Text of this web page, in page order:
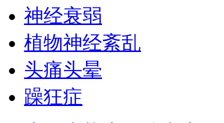
神经衰弱
植物神经紊乱
头痛头晕
躁狂症